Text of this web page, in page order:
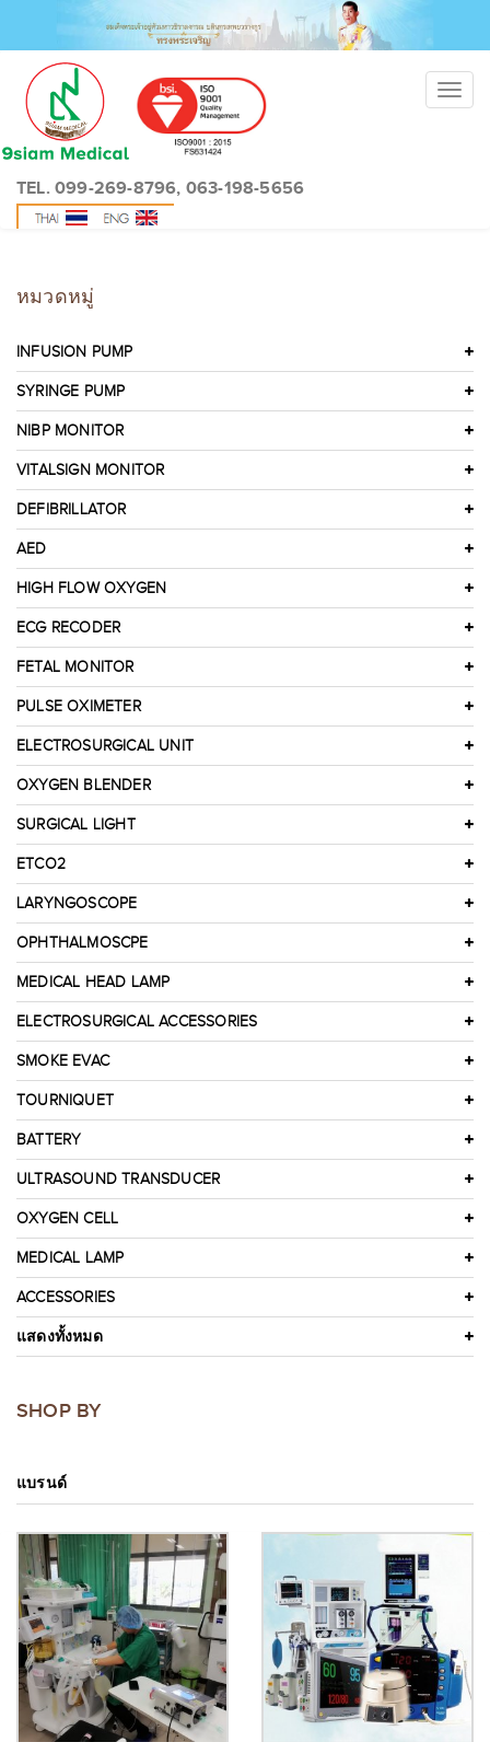
TEL. 099-269-8796, 063-198-5656
หมวดหมู่
INFUSION PUMP
SYRINGE PUMP
NIBP MONITOR
VITALSIGN MONITOR
DEFIBRILLATOR
AED
HIGH FLOW OXYGEN
ECG RECODER
FETAL MONITOR
PULSE OXIMETER
ELECTROSURGICAL UNIT
OXYGEN BLENDER
SURGICAL LIGHT
ETCO2
LARYNGOSCOPE
OPHTHALMOSCPE
MEDICAL HEAD LAMP
ELECTROSURGICAL ACCESSORIES
SMOKE EVAC
TOURNIQUET
BATTERY
ULTRASOUND TRANSDUCER
OXYGEN CELL
MEDICAL LAMP
ACCESSORIES
แสดงทั้งหมด
SHOP BY
แบรนด์